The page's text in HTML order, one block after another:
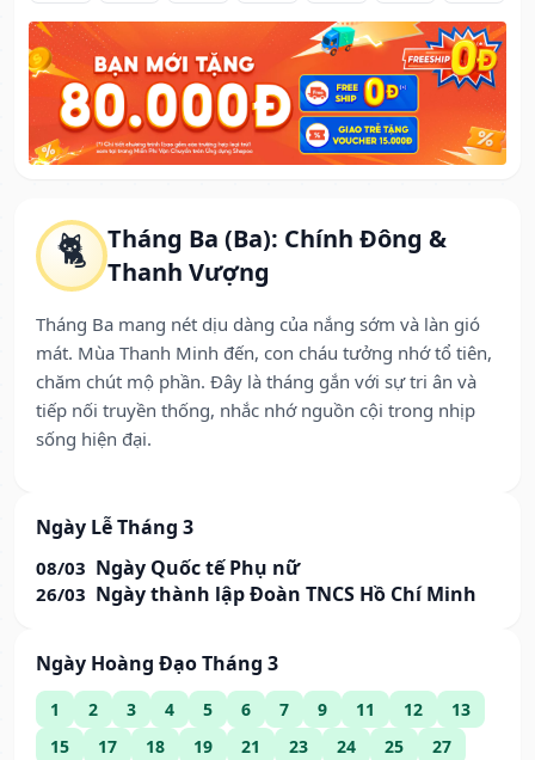
🐈
Tháng Ba (Ba): Chính Đông &
Thanh Vượng
Tháng Ba mang nét dịu dàng của nắng sớm và làn gió
mát. Mùa Thanh Minh đến, con cháu tưởng nhớ tổ tiên,
chăm chút mộ phần. Đây là tháng gắn với sự tri ân và
tiếp nối truyền thống, nhắc nhớ nguồn cội trong nhịp
sống hiện đại.
Ngày Lễ Tháng 3
08/03 Ngày Quốc tế Phụ nữ
26/03 Ngày thành lập Đoàn TNCS Hồ Chí Minh
Ngày Hoàng Đạo Tháng 3
1 2 3 4 5 6 7 9 11 12
13
15
17 18 19 21 23 24 25
27